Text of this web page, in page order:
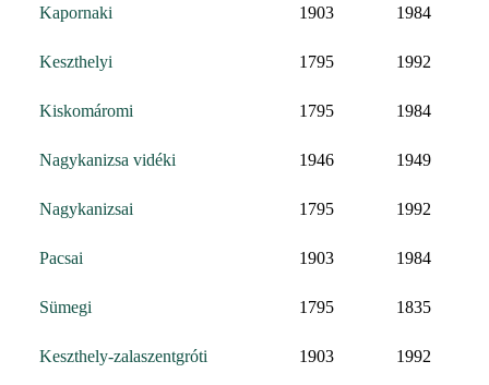
Kapornaki 1903 1984
Keszthelyi 1795 1992
Kiskomáromi 1795 1984
Nagykanizsa vidéki 1946 1949
Nagykanizsai 1795 1992
Pacsai 1903 1984
Sümegi 1795 1835
Keszthely-zalaszentgróti 1903 1992